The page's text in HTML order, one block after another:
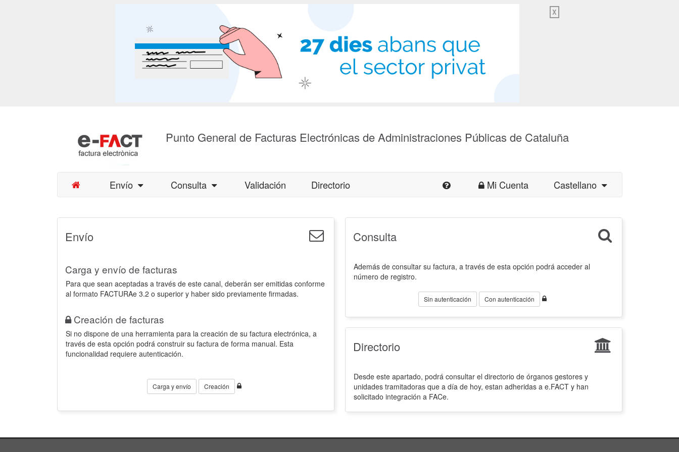
X
Punto General de Facturas Electrónicas de Administraciones Públicas de Cataluña
Envío Consulta Validación Directorio Mi Cuenta Castellano
Envío
Carga y envío de facturas
Para que sean aceptadas a través de este canal, deberán ser emitidas conforme
al formato FACTURAe 3.2 o superior y haber sido previamente firmadas.
Creación de facturas
Si no dispone de una herramienta para la creación de su factura electrónica, a
través de esta opción podrá construir su factura de forma manual. Esta
funcionalidad requiere autenticación.
Carga y envío Creación
Consulta
Además de consultar su factura, a través de esta opción podrá acceder al
número de registro.
Sin autenticación Con autenticación
Directorio
Desde este apartado, podrá consultar el directorio de órganos gestores y
unidades tramitadoras que a día de hoy, estan adheridas a e.FACT y han
solicitado integración a FACe.